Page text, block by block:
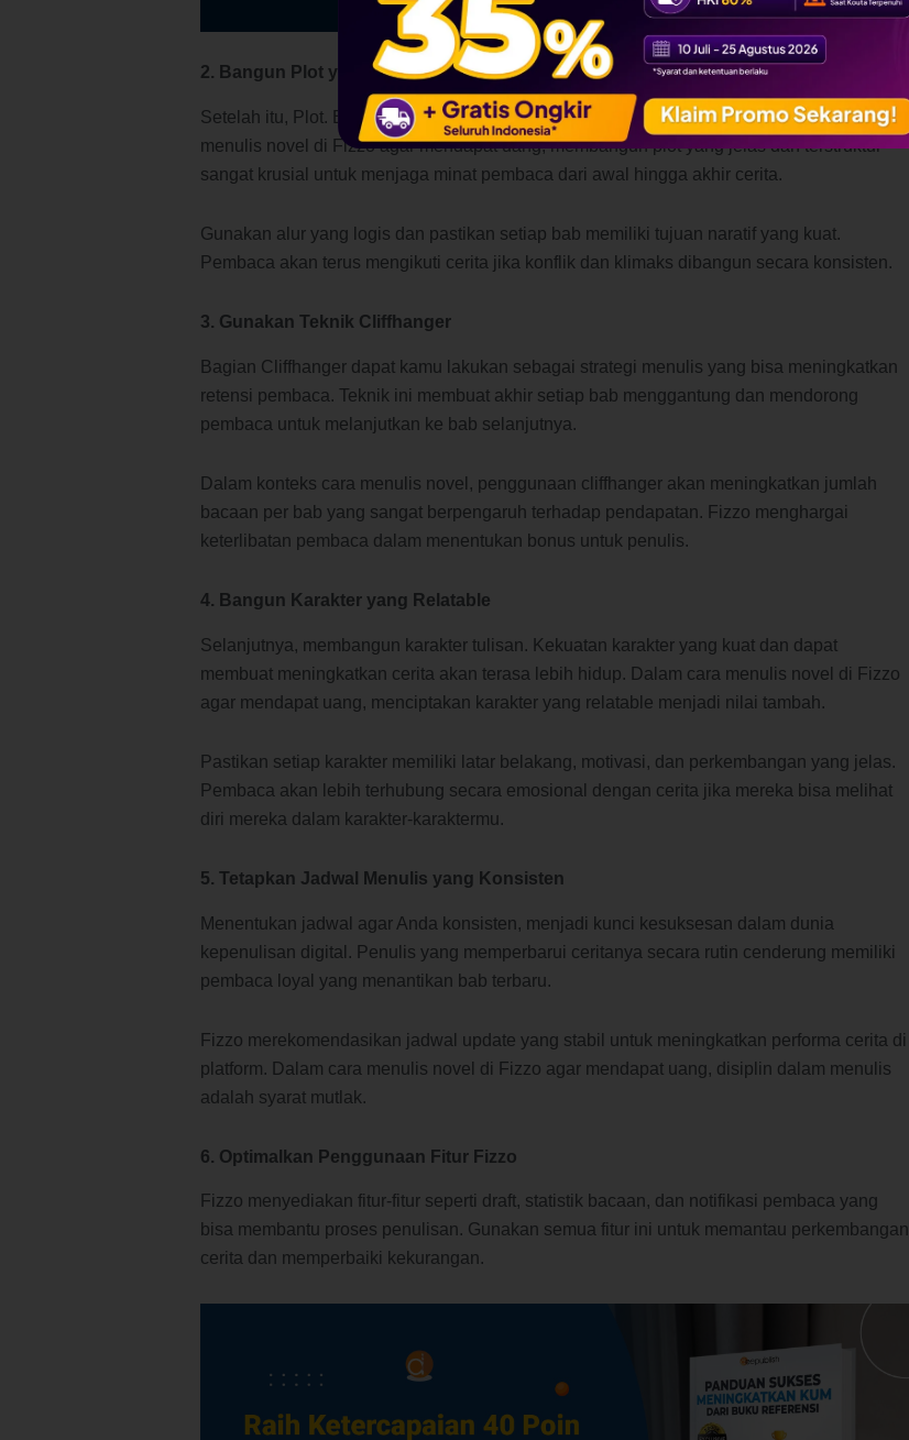
2. Bangun Plot yang Terstruktur
Setelah itu, Plot. Bagian ini menjadi tulang punggung dari sebuah novel. Dalam cara
menulis novel di Fizzo agar mendapat uang, membangun plot yang jelas dan terstruktur
sangat krusial untuk menjaga minat pembaca dari awal hingga akhir cerita.
Gunakan alur yang logis dan pastikan setiap bab memiliki tujuan naratif yang kuat.
Pembaca akan terus mengikuti cerita jika konflik dan klimaks dibangun secara konsisten.
3. Gunakan Teknik Cliffhanger
Bagian Cliffhanger dapat kamu lakukan sebagai strategi menulis yang bisa meningkatkan
retensi pembaca. Teknik ini membuat akhir setiap bab menggantung dan mendorong
pembaca untuk melanjutkan ke bab selanjutnya.
Dalam konteks cara menulis novel, penggunaan cliffhanger akan meningkatkan jumlah
bacaan per bab yang sangat berpengaruh terhadap pendapatan. Fizzo menghargai
keterlibatan pembaca dalam menentukan bonus untuk penulis.
4. Bangun Karakter yang Relatable
Selanjutnya, membangun karakter tulisan. Kekuatan karakter yang kuat dan dapat
membuat meningkatkan cerita akan terasa lebih hidup. Dalam cara menulis novel di Fizzo
agar mendapat uang, menciptakan karakter yang relatable menjadi nilai tambah.
Pastikan setiap karakter memiliki latar belakang, motivasi, dan perkembangan yang jelas.
Pembaca akan lebih terhubung secara emosional dengan cerita jika mereka bisa melihat
diri mereka dalam karakter-karaktermu.
5. Tetapkan Jadwal Menulis yang Konsisten
Menentukan jadwal agar Anda konsisten, menjadi kunci kesuksesan dalam dunia
kepenulisan digital. Penulis yang memperbarui ceritanya secara rutin cenderung memiliki
pembaca loyal yang menantikan bab terbaru.
Fizzo merekomendasikan jadwal update yang stabil untuk meningkatkan performa cerita di
platform. Dalam cara menulis novel di Fizzo agar mendapat uang, disiplin dalam menulis
adalah syarat mutlak.
6. Optimalkan Penggunaan Fitur Fizzo
Fizzo menyediakan fitur-fitur seperti draft, statistik bacaan, dan notifikasi pembaca yang
bisa membantu proses penulisan. Gunakan semua fitur ini untuk memantau perkembangan
cerita dan memperbaiki kekurangan.